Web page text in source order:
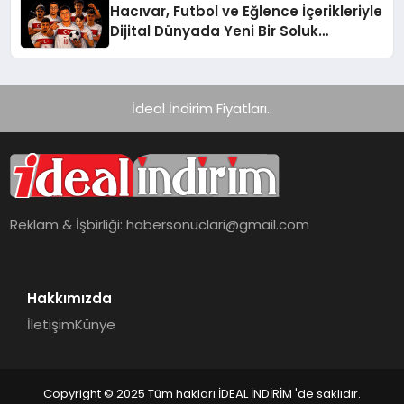
Hacıvar, Futbol ve Eğlence İçerikleriyle
Dijital Dünyada Yeni Bir Soluk
İdeal İndirim Fiyatları..
Reklam & İşbirliği:habersonuclari@gmail.com
Hakkımızda
İletişimKünye
Copyright © 2025 Tüm hakları İDEAL İNDİRİM 'de saklıdır.